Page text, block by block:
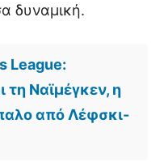
δυναμική.
League:
τη Ναϊμέγκεν, η
από Λέφσκι-